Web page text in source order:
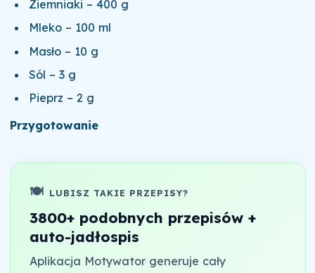
Ziemniaki – 400 g
Mleko – 100 ml
Masło – 10 g
Sól – 3 g
Pieprz – 2 g
Przygotowanie
🍽️ LUBISZ TAKIE PRZEPISY?
3800+ podobnych przepisów +
auto-jadłospis
Aplikacja Motywator generuje cały